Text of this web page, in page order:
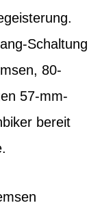
Schaltung
80-
57-mm-
bereit